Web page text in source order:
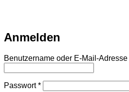
Anmelden
Benutzername oder E-Mail-Adresse
Passwort*Erforderlich